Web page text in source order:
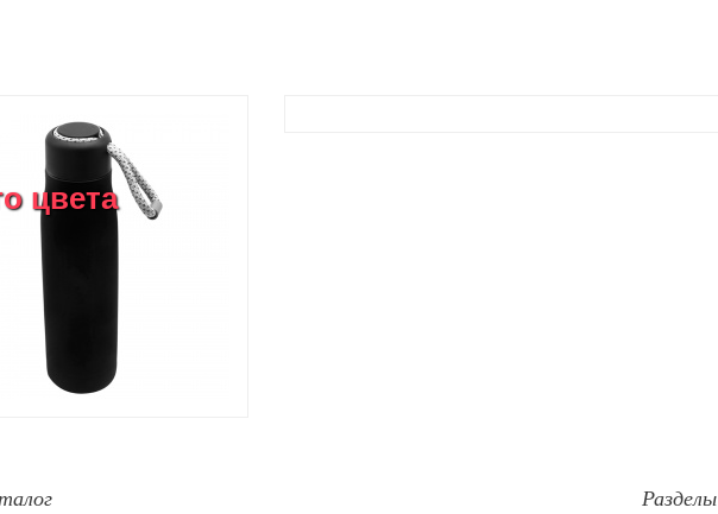
цвета
Разделы